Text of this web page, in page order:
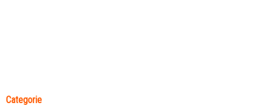
Categorie